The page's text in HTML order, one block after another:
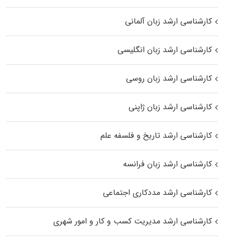
کارشناسی ارشد زبان آلمانی
کارشناسی ارشد زبان انگلیسی
کارشناسی ارشد زبان روسی
کارشناسی ارشد زبان ژاپنی
کارشناسی ارشد تاریخ و فلسفه علم
کارشناسی ارشد زبان فرانسه
کارشناسی ارشد مددکاری اجتماعی
کارشناسی ارشد مدیریت کسب و کار و امور شهری